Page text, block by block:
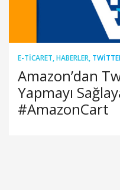
E-TICARET,HABERLER,
Amazon’dan
Yapmayı
#AmazonCart